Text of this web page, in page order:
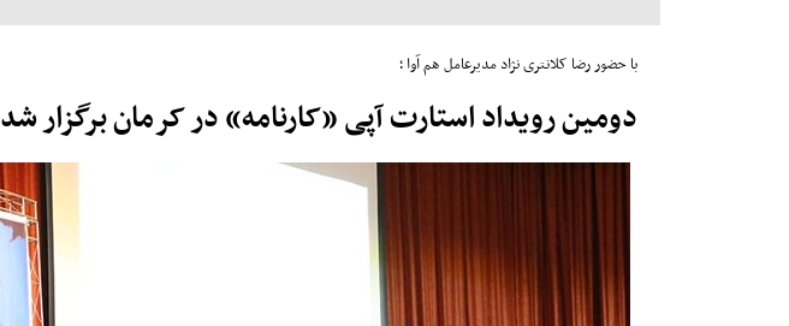
با حضور رضا کلانتری نژاد مدیرعامل هم آوا ؛
دومین رویداد استارت آپی «کارنامه» در کرمان برگزار شد